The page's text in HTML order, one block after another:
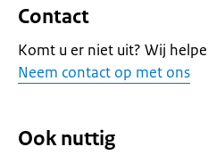
Contact
Komt u er niet uit? Wij
Neem contact op met ons
Ook nuttig